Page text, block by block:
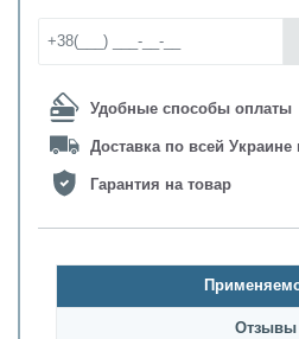
Удобные способы оплаты
Доставка по всей
Гарантия на товар
Oтзывы